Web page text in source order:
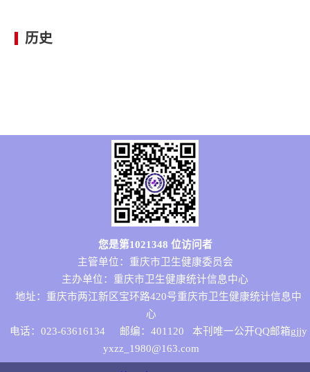
历史
您是第1021348 位访问者
主管单位：重庆市卫生健康委员会
主办单位：重庆市卫生健康统计信息中心
地址：重庆市两江新区宝环路420号重庆市卫生健康统计信息中
心
电话：023-63616134
邮编：401120 本刊唯一公开QQ邮箱gjjy
yxzz_1980@163.com